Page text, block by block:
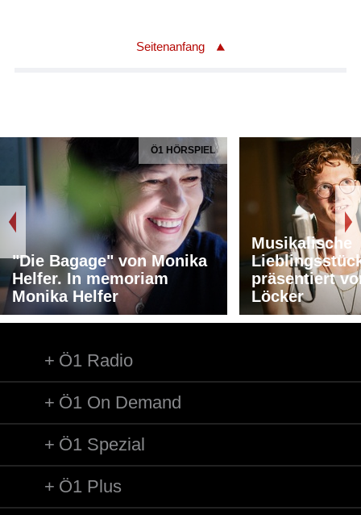
Seitenanfang
Ö1 HÖRSPIEL
"Die Bagage" von Monika
Helfer. In memoriam
Monika Helfer
Musikalische
präsentiert
Löcker
Ö1 Radio
Ö1 On Demand
Ö1 Spezial
Ö1 Plus